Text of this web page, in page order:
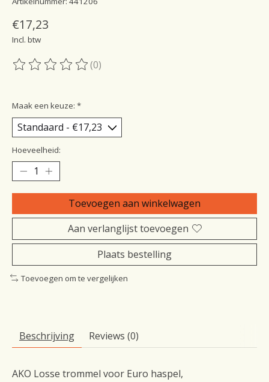
€17,23
Incl. btw
De beoordeling van dit product is
(0)
Maak een keuze: *
Hoeveelheid:
Toevoegen aan winkelwagen
Aan verlanglijst toevoegen
Plaats bestelling
Toevoegen om te vergelijken
Beschrijving Reviews (0)
AKO Losse trommel voor Euro haspel,